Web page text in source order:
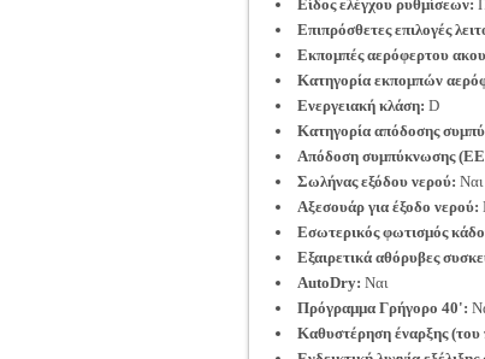
Είδος ελέγχου ρυθμίσεων:
Επιπρόσθετες επιλογές
Εκπομπές αερόφερτου
Κατηγορία εκπομπών
Ενεργειακή κλάση: D
Κατηγορία απόδοσης
Απόδοση συμπύκνωσης
Σωλήνας εξόδου νερού: Ναι
Αξεσουάρ για έξοδο νερού:
Εσωτερικός φωτισμός
Εξαιρετικά αθόρυβες
AutoDry: Ναι
Πρόγραμμα Γρήγορο 40':
Καθυστέρηση έναρξης (του